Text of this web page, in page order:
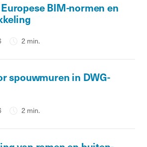
BIM-normen en
2 min.
spouwmuren in DWG-
2 min.